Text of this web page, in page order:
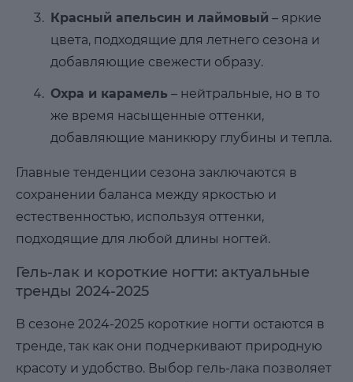
Красный апельсин и лаймовый – яркие
цвета, подходящие для летнего сезона и
добавляющие свежести образу.
Охра и карамель – нейтральные, но в то
же время насыщенные оттенки,
добавляющие маникюру глубины и тепла.
Главные тенденции сезона заключаются в
сохранении баланса между яркостью и
естественностью, используя оттенки,
подходящие для любой длины ногтей.
Гель-лак и короткие ногти: актуальные
тренды 2024-2025
В сезоне 2024-2025 короткие ногти остаются в
тренде, так как они подчеркивают природную
красоту и удобство. Выбор гель-лака позволяет